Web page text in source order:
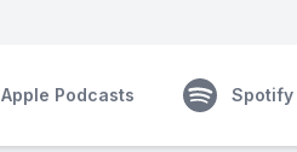
Apple Podcasts Spotify